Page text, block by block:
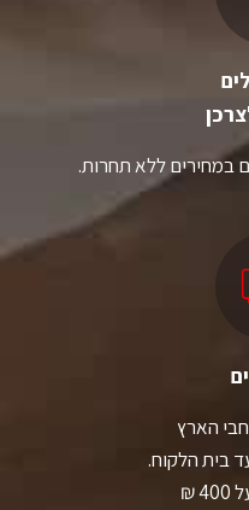
במחירים ללא תחרות.
הארץ
בית הלקוח.
₪